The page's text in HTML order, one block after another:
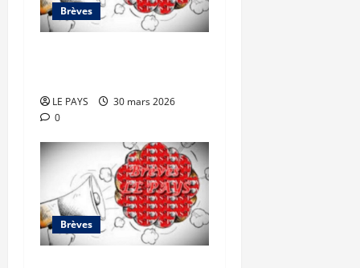
Brèves
LE PAYS
30 mars 2026
0
Brèves